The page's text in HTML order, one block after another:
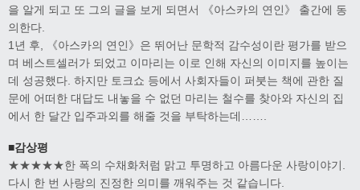
을 알게 되고 또 그의 글을 보게 되면서 《아스카의 연인》 출간에 동
의한다.
1년 후, 《아스카의 연인》은 뛰어난 문학적 감수성이란 평가를 받으
며 베스트셀러가 되었고 이마리는 이로 인해 자신의 이미지를 높이는
데 성공했다. 하지만 토크쇼 등에서 사회자들이 퍼붓는 책에 관한 질
문에 어떠한 대답도 내놓을 수 없던 마리는 철수를 찾아와 자신의 집
에서 한 달간 입주과외를 해줄 것을 부탁하는데…….
■감상평
★★★★★한 폭의 수채화처럼 맑고 투명하고 아름다운 사랑이야기.
다시 한 번 사랑의 진정한 의미를 깨워주는 것 같습니다.